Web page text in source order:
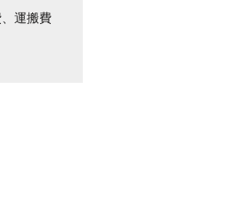
運搬費